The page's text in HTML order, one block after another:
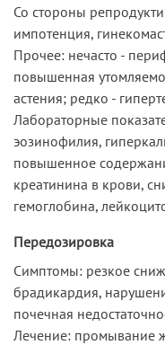
Со стороны
импотенция,
Прочее: нечасто -
повышенная
астения; редко -
Лабораторные
эозинофилия,
повышенное
креатинина в крови,
гемоглобина,
Передозировка
Симптомы: резкое
брадикардия,
почечная
Лечение: промывание